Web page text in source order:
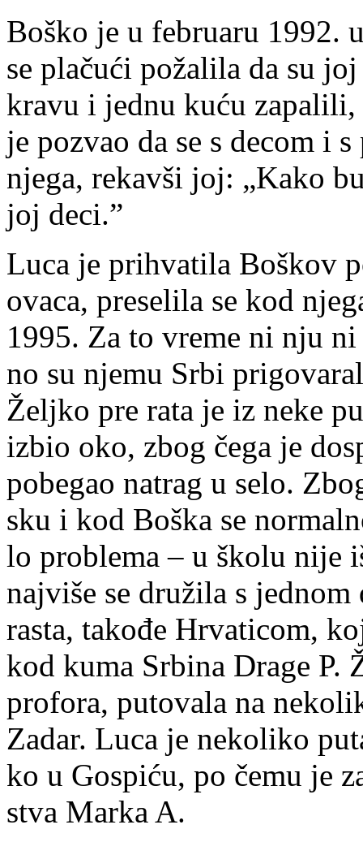
Bo­ško je u fe­bru­a­ru 1992.
se pla­ču­ći po­ža­li­la da su
kra­vu i jed­nu ku­ću za­pa­li­li,
je po­zvao da se s de­com i
nje­ga, re­kav­ši joj: „Ka­ko
joj de­ci.”
Lu­ca je pri­hva­ti­la Bo­škov
ova­ca, pre­se­li­la se kod
1995. Za to vre­me ni nju
no su nje­mu Sr­bi
Želj­ko pre ra­ta je iz ne­ke
iz­bio oko, zbog če­ga je
po­be­gao na­trag u se­lo.
sku i kod Bo­ška se
lo pro­ble­ma – u ško­lu ni­je
naj­vi­še se dru­ži­la s
ra­sta, ta­ko­đe Hr­va­ti­com,
kod ku­ma Sr­bi­na Dra­ge
pro­fo­ra, pu­to­va­la na
Za­dar. Lu­ca je ne­ko­li­ko
ko u Go­spi­ću, po če­mu je
stva Mar­ka A.